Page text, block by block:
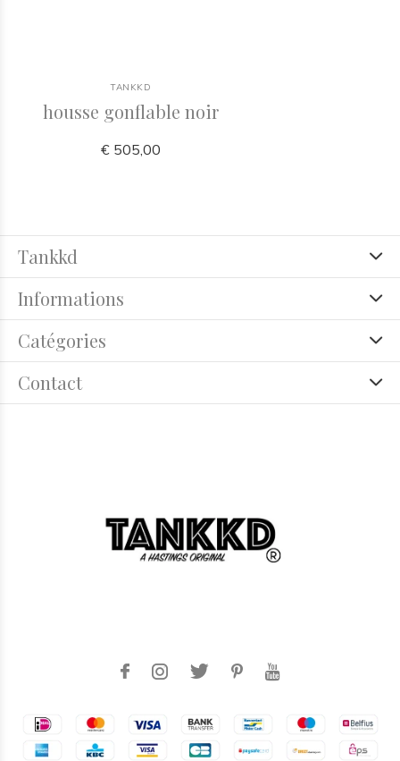
TANKKD
housse gonflable noir
€ 505,00
Tankkd
Informations
Catégories
Contact